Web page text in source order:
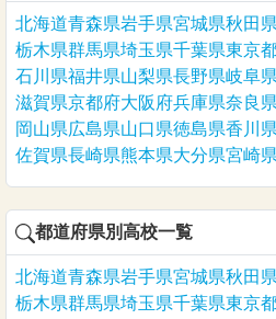
北海道青森県岩手県宮城県秋田県
栃木県群馬県埼玉県千葉県東京
石川県福井県山梨県長野県岐阜県
滋賀県京都府大阪府兵庫県奈良県
岡山県広島県山口県徳島県香川県
佐賀県長崎県熊本県大分県宮崎県
都道府県別高校一覧
北海道青森県岩手県宮城県秋田県
栃木県群馬県埼玉県千葉県東京